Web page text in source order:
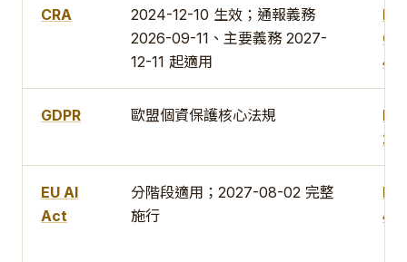
CRA
2024-12-10 生效；通報義務
2026-09-11、主要義務 2027-
12-11 起適用
IEC
4-1
GDPR 歐盟個資保護核心法規
ISO
EU AI
Act
分階段適用；2027-08-02 完整
施行
ISO